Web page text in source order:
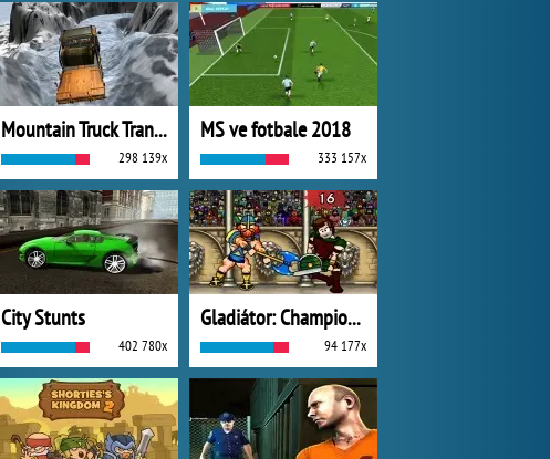
Mountain Truck Transport
298 139x
MS ve fotbale 2018
333 157x
City Stunts
402 780x
Gladiátor: Champions Sprint
94 177x